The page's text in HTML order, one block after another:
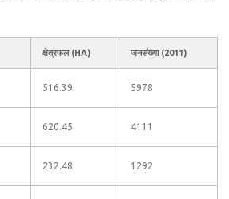
क्षेत्रफल (HA) जनसंख्या (2011)
516.39 5978
620.45 4111
232.48 1292